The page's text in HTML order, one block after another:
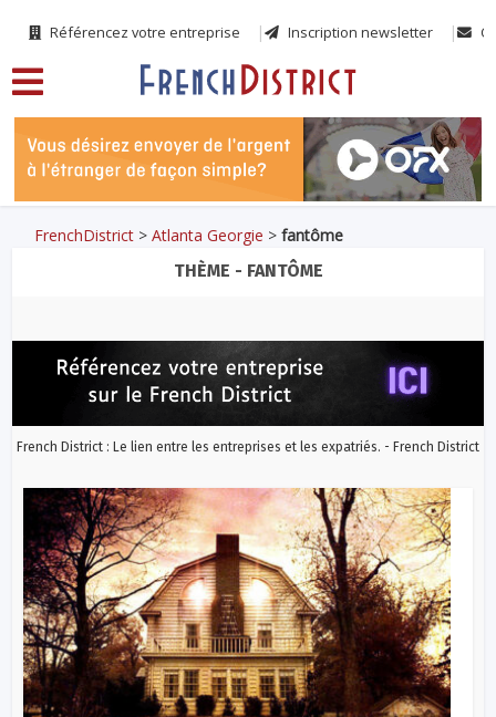
Référencez votre entreprise Inscription newsletter
FrenchDistrict >Atlanta Georgie >fantôme
THÈME - FANTÔME
French District : Le lien entre les entreprises et les expatriés. - French District